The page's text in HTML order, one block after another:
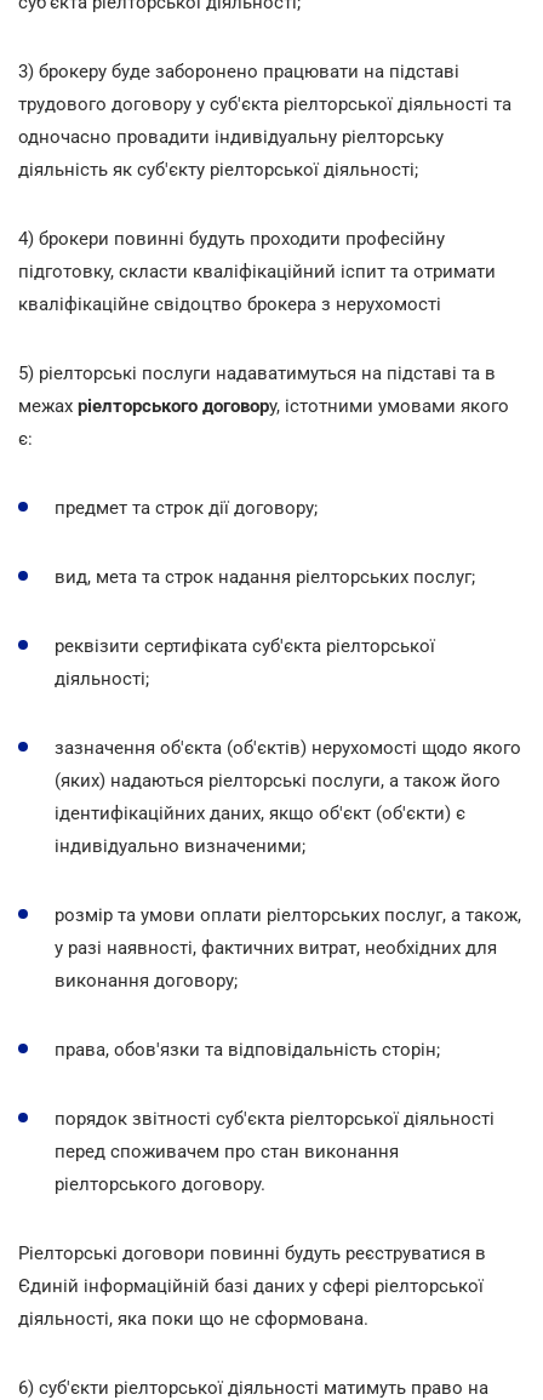
3) брокеру буде заборонено працювати на підставі
трудового договору у суб'єкта ріелторської діяльності та
одночасно провадити індивідуальну ріелторську
діяльність як суб'єкту ріелторської діяльності;
4) брокери повинні будуть проходити професійну
підготовку, скласти кваліфікаційний іспит та отримати
кваліфікаційне свідоцтво брокера з нерухомості
5) ріелторські послуги надаватимуться на підставі та в
межах ріелторського договору, істотними умовами якого
є:
предмет та строк дії договору;
вид, мета та строк надання ріелторських послуг;
реквізити сертифіката суб'єкта ріелторської
діяльності;
зазначення об'єкта (об'єктів) нерухомості щодо якого
(яких) надаються ріелторські послуги, а також його
ідентифікаційних даних, якщо об'єкт (об'єкти) є
індивідуально визначеними;
розмір та умови оплати ріелторських послуг, а також,
у разі наявності, фактичних витрат, необхідних для
виконання договору;
права, обов'язки та відповідальність сторін;
порядок звітності суб'єкта ріелторської діяльності
перед споживачем про стан виконання
ріелторського договору.
Ріелторські договори повинні будуть реєструватися в
Єдиній інформаційній базі даних у сфері ріелторської
діяльності, яка поки що не сформована.
6) суб'єкти ріелторської діяльності матимуть право на